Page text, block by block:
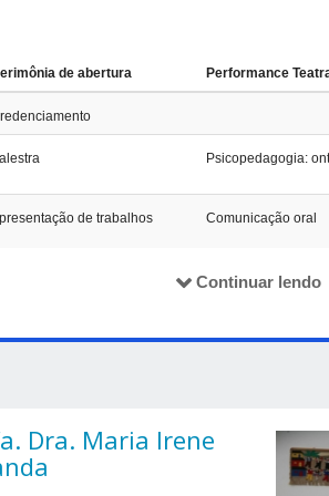
de abertura Performance
Psicopedagogia:
de trabalhos Comunicação oral
II Encontro de
de conversa A Psicopedagogia
Redonda
Aspectos
Continuar lendo
Dra. Maria Irene